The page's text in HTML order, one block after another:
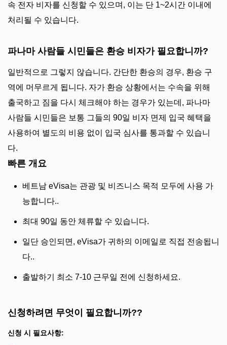
속 전자 비자를 신청할 수 있으며, 이는 단 1~2시간 이내에
처리될 수 있습니다.
파나마 사람들 시민들은 환승 비자가 필요합니까?
일반적으로 그렇지 않습니다. 간단한 환승의 경우, 환승 구
역에 머무르게 됩니다. 자가 환승 상황에서는 수속을 위해
출국하고 짐을 다시 체크해야 하는 경우가 있는데, 파나마
사람들 시민들은 보통 그들의 90일 비자 면제 입국 혜택을
사용하여 별도의 비용 없이 입국 심사를 통과할 수 있습니
다.
빠른 개요
베트남 eVisa는 관광 및 비즈니스 목적 모두에 사용 가
능합니다..
최대 90일 동안 체류할 수 있습니다.
일단 승인되면, eVisa가 귀하의 이메일로 직접 전송됩니
다..
출발하기 최소 7-10 근무일 전에 신청하세요.
신청하려면 무엇이 필요합니까??
신청 시 필요사항: